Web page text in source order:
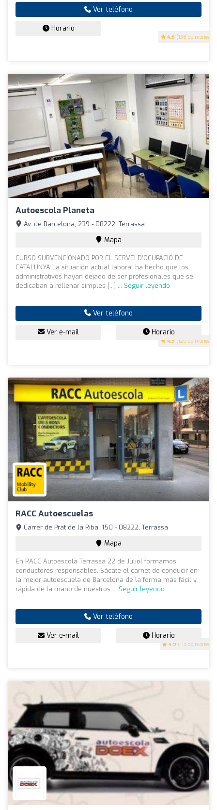
4.6 (138 opiniones)
Ver teléfono
Horario
Autoescola Planeta
4.9 (120 opiniones)
Av. de Barcelona, 239 - 08222, Terrassa
Mapa
CURSO SUBVENCIONADO POR EL SERVEI D’OCUPACIÓ DE
CATALUNYA La situación actual laboral ha hecho que los
administrativos hayan dejado de ser profesionales que se
dedicaban a rellenar simples [...] ... Seguir leyendo
Ver teléfono
Ver e-mail Horario
RACC Autoescuelas
4.9 (113 opiniones)
Carrer de Prat de la Riba, 150 - 08222, Terrassa
Mapa
En RACC Autoescola Terrassa 22 de Juliol formamos
conductores responsables. Sácate el carnet de conducir en
la mejor autoescuela de Barcelona de la forma más fácil y
rápida de la mano de nuestros ... Seguir leyendo
Ver teléfono
Ver e-mail Horario